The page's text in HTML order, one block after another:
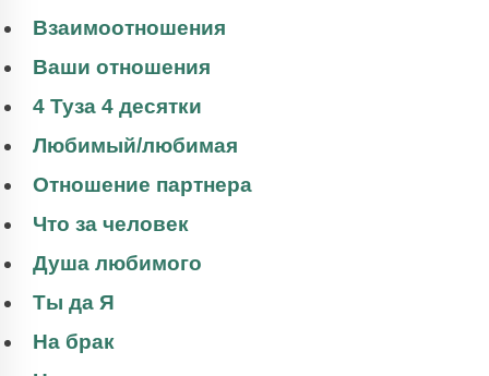
Взаимоотношения
Ваши отношения
4 Туза 4 десятки
Любимый/любимая
Отношение партнера
Что за человек
Душа любимого
Ты да Я
На брак